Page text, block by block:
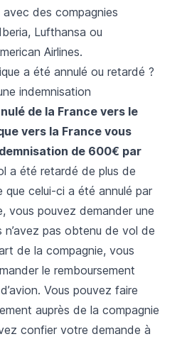
avec des compagnies
Iberia, Lufthansa ou
Airlines.
a été annulé ou retardé ?
indemnisation
de la France vers le
vers la France vous
de 600€ par
a été retardé de plus de
que celui-ci a été annulé par
vous pouvez demander une
n’avez pas obtenu de vol de
de la compagnie, vous
le remboursement
Vous pouvez faire
auprès de la compagnie
confier votre demande à